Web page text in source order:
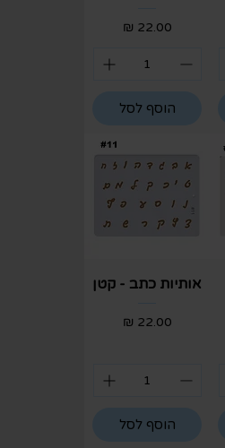
מחיר
הוסף לסל
אותיות כתב - קטן
מחיר
הוסף לסל